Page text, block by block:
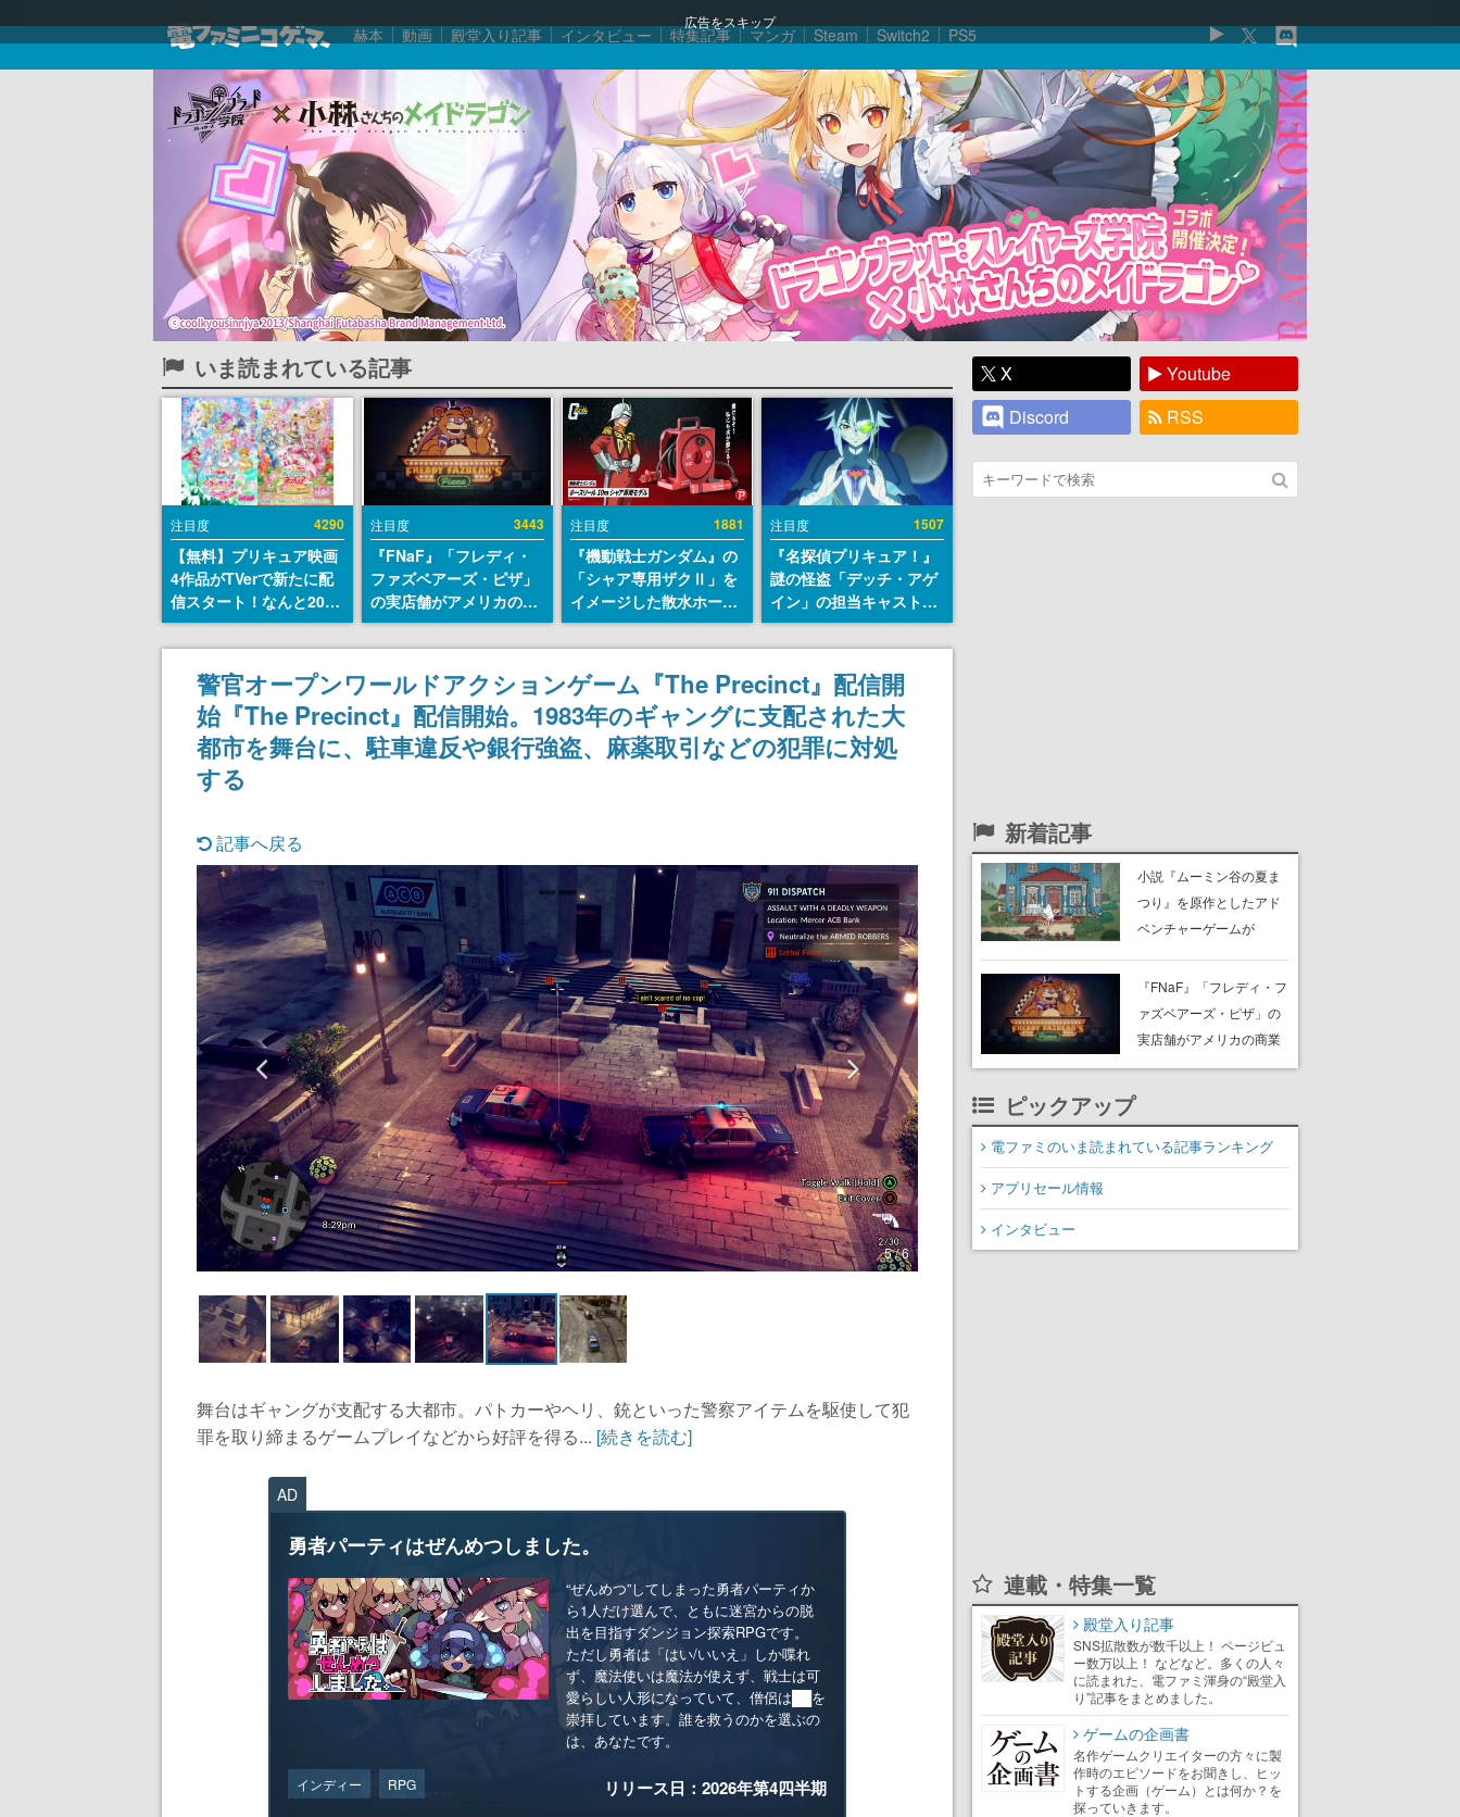
広告をスキップ
赫本 動画 殿堂入り記事 インタビュー 特集記事 マンガ Steam Switch2 PS5
いま読まれている記事
注目度 4290
【無料】プリキュア映画
4作品がTVerで新たに配
信スタート！なんと2018
年～2024年の映画ほぼす
べてが見放題に、ぶっち
ゃけありえないラインナ
ップ
注目度 3443
『FNaF』「フレディ・
ファズベアーズ・ピザ」
の実店舗がアメリカの商
業施設「American
Dream」に2027年オープ
ン！ScottGamesとの共
同開発、食事だけでなく
ステージショーや没入型
のホラー体験も楽しめる
注目度 1881
『機動戦士ガンダム』の
「シャア専用ザクⅡ」を
イメージした散水ホース
リールが予約開始。本体
にはシャアのパーソナル
マークやジオン公国軍の
エンブレム、型式番号な
どを配置
注目度 1507
『名探偵プリキュア！』
謎の怪盗「デッチ・アゲ
イン」の担当キャストは
天﨑滉平さんと判明。
『Re:ゼロから始める異
世界生活』オットー役、
『ヒプノシスマイク』山
田三郎役など
警官オープンワールドアクションゲーム『The Precinct』配信開
始『The Precinct』配信開始。1983年のギャングに支配された大
都市を舞台に、駐車違反や銀行強盗、麻薬取引などの犯罪に対処
する
記事へ戻る
5 / 6
舞台はギャングが支配する大都市。パトカーやヘリ、銃といった警察アイテムを駆使して犯
罪を取り締まるゲームプレイなどから好評を得る... [続きを読む]
AD
勇者パーティはぜんめつしました。
“ぜんめつ”してしまった勇者パーティか
ら1人だけ選んで、ともに迷宮からの脱
出を目指すダンジョン探索RPGです。
ただし勇者は「はい/いいえ」しか喋れ
ず、魔法使いは魔法が使えず、戦士は可
愛らしい人形になっていて、僧侶は██を
崇拝しています。誰を救うのかを選ぶの
は、あなたです。
インディー RPG リリース日：2026年第4四半期
X
Youtube
Discord
RSS
新着記事
小説『ムーミン谷の夏ま
つり』を原作としたアド
ベンチャーゲームが
PC（Steam）向けに2026
年秋発売へ。手描きアー
トの雰囲気が良すぎる最
『FNaF』「フレディ・フ
ァズベアーズ・ピザ」の
実店舗がアメリカの商業
施設「American Dream」
発、食事だけでなくステ
ージショーや没入型のホ
ピックアップ
電ファミのいま読まれている記事ランキング
アプリセール情報
インタビュー
連載・特集一覧
殿堂入り記事
SNS拡散数が数千以上！ ページビュ
ー数万以上！ などなど。多くの人々
に読まれた、電ファミ渾身の“殿堂入
り”記事をまとめました。
ゲームの企画書
名作ゲームクリエイターの方々に製
作時のエピソードをお聞きし、ヒッ
トする企画（ゲーム）とは何か？を
探っていきます。